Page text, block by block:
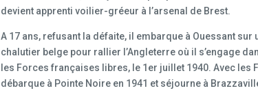
devient apprenti voilier-gréeur à l’arsenal de Brest.
A 17 ans, refusant la défaite, il embarque à Ouessant sur
chalutier belge pour rallier l’Angleterre où il s’engage
les Forces françaises libres, le 1er juillet 1940. Avec les
débarque à Pointe Noire en 1941 et séjourne à